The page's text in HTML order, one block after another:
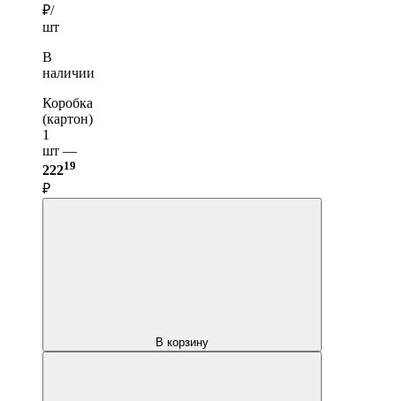
₽/
шт
В
наличии
Коробка
(картон)
1
шт —
22219
₽
В корзину